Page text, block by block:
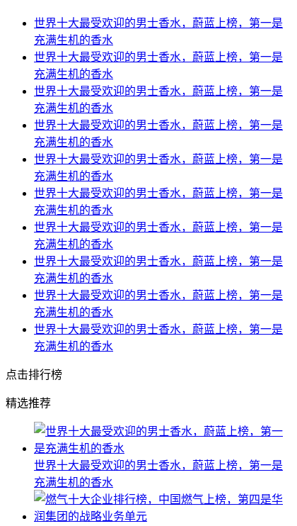
世界十大最受欢迎的男士香水，蔚蓝上榜，第一是
充满生机的香水
世界十大最受欢迎的男士香水，蔚蓝上榜，第一是
充满生机的香水
世界十大最受欢迎的男士香水，蔚蓝上榜，第一是
充满生机的香水
世界十大最受欢迎的男士香水，蔚蓝上榜，第一是
充满生机的香水
世界十大最受欢迎的男士香水，蔚蓝上榜，第一是
充满生机的香水
世界十大最受欢迎的男士香水，蔚蓝上榜，第一是
充满生机的香水
世界十大最受欢迎的男士香水，蔚蓝上榜，第一是
充满生机的香水
世界十大最受欢迎的男士香水，蔚蓝上榜，第一是
充满生机的香水
世界十大最受欢迎的男士香水，蔚蓝上榜，第一是
充满生机的香水
世界十大最受欢迎的男士香水，蔚蓝上榜，第一是
充满生机的香水
点击排行榜
精选推荐
世界十大最受欢迎的男士香水，蔚蓝上榜，第一是
充满生机的香水